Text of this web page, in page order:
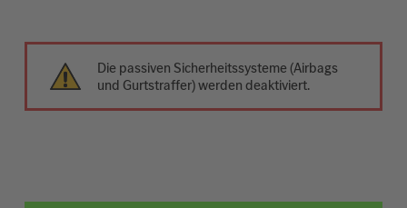
Die passiven Sicherheitssysteme (Airbags
und Gurtstraffer) werden deaktiviert.